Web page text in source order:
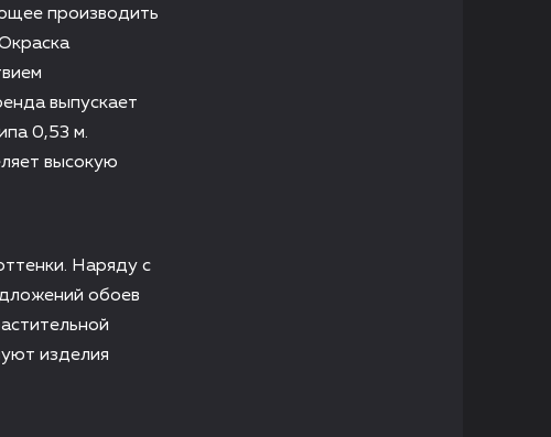
производить
выпускает
0,53 м.
высокую
Наряду с
обоев
изделия